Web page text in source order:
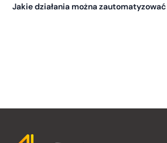
Jakie działania można zautomatyzować